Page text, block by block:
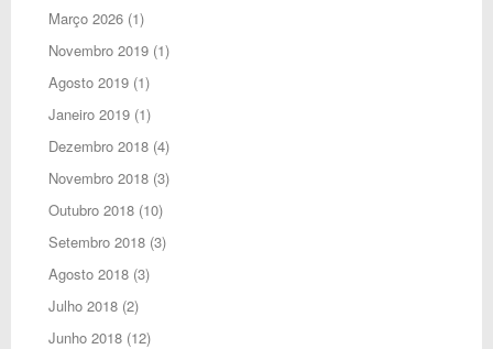
Março 2026(1)
Novembro 2019(1)
Agosto 2019(1)
Janeiro 2019(1)
Dezembro 2018(4)
Novembro 2018(3)
Outubro 2018(10)
Setembro 2018(3)
Agosto 2018(3)
Julho 2018(2)
Junho 2018(12)